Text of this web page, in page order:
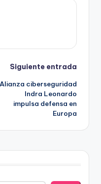
Siguiente entrada
Alianza ciberseguridad
Indra Leonardo
impulsa defensa en
Europa